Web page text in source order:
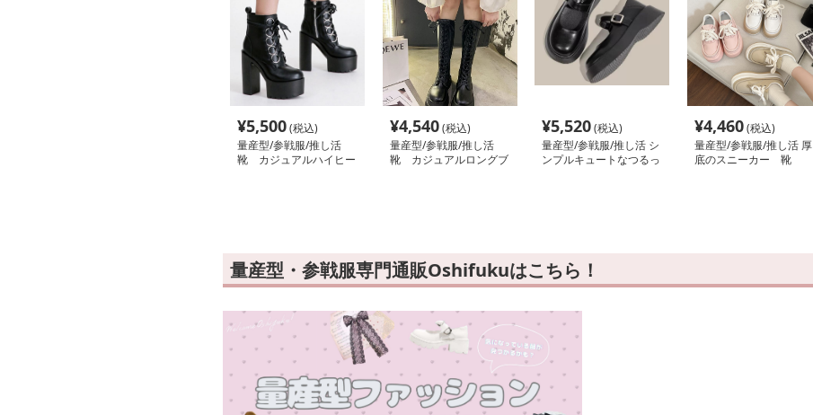
¥5,500(税込)
量産型/参戦服/推し活
靴 カジュアルハイヒー
¥4,540(税込)
量産型/参戦服/推し活
靴 カジュアルロングブ
¥5,520(税込)
量産型/参戦服/推し活 シ
ンプルキュートなつるっ
¥4,460(税込)
量産型/参戦服/推し活 厚
底のスニーカー 靴
量産型・参戦服専門通販Oshifukuはこちら！